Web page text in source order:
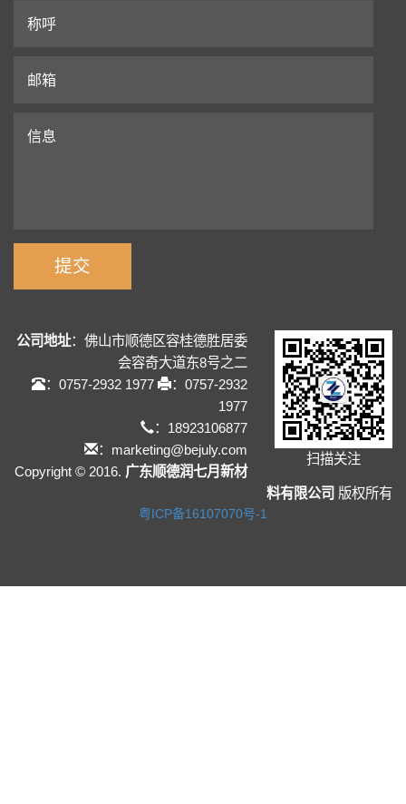
扫描关注
公司地址：佛山市顺德区容桂德胜居委
会容奇大道东8号之二
：0757-2932 1977
：0757-2932
1977
：18923106877
：marketing@bejuly.com
Copyright © 2016. 广东顺德润七月新材
料有限公司 版权所有
粤ICP备16107070号-1